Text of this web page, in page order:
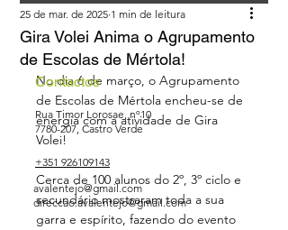
Gira Volei Anima o Agrupamento
de Escolas de Mértola!
25 de mar. de 2025 1 min de leitura
No dia 6 de março, o Agrupamento
de Escolas de Mértola encheu-se de
energia com a atividade de Gira
Volei!
Cerca de 100 alunos do 2º, 3º ciclo e
secundário mostraram toda a sua
garra e espírito, fazendo do evento
Contactos
Rua Timor Lorosae, nº10
7780-207, Castro Verde
+351 926109143
avalentejo@gmail.com
direccao.avalentejo@gmail.com